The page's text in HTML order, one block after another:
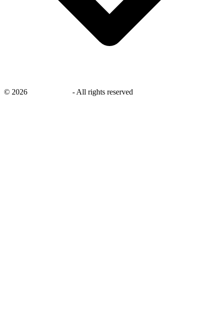
© 2026 - All rights reserved